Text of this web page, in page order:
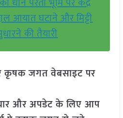
आयात घटाने और मिट्टी
की तैयारी
कृषक जगत वेबसाइट पर
और अपडेट के लिए आप